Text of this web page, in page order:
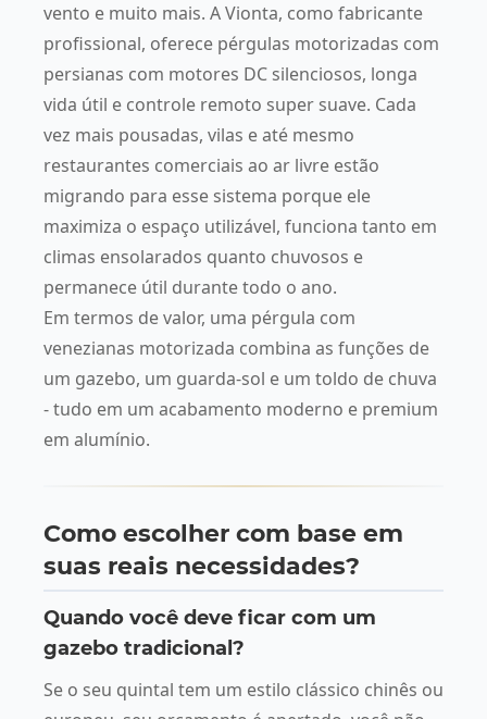
vento e muito mais. A Vionta, como fabricante
profissional, oferece pérgulas motorizadas com
persianas com motores DC silenciosos, longa
vida útil e controle remoto super suave. Cada
vez mais pousadas, vilas e até mesmo
restaurantes comerciais ao ar livre estão
migrando para esse sistema porque ele
maximiza o espaço utilizável, funciona tanto em
climas ensolarados quanto chuvosos e
permanece útil durante todo o ano.
Em termos de valor, uma pérgula com
venezianas motorizada combina as funções de
um gazebo, um guarda-sol e um toldo de chuva
- tudo em um acabamento moderno e premium
em alumínio.
Como escolher com base em
suas reais necessidades?
Quando você deve ficar com um
gazebo tradicional?
Se o seu quintal tem um estilo clássico chinês ou